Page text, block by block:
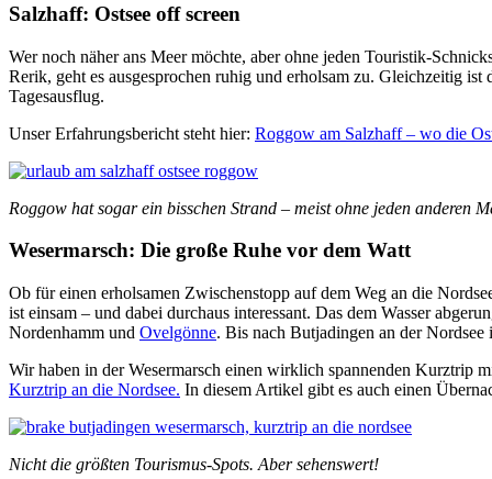
Salzhaff: Ostsee off screen
Wer noch näher ans Meer möchte, aber ohne jeden Touristik-
Rerik, geht es ausgesprochen ruhig und erholsam zu. Gleichzeitig ist
Tagesausflug.
Unser Erfahrungsbericht steht hier: Roggow am Salzhaff – wo die
Roggow hat sogar ein bisschen Strand – meist ohne jeden anderen
Wesermarsch: Die große Ruhe vor dem Watt
Ob für einen erholsamen Zwischenstopp auf dem Weg an die
ist einsam – und dabei durchaus interessant. Das dem Wasser
Nordenhamm und Ovelgönne. Bis nach Butjadingen an der Nordsee
Wir haben in der Wesermarsch einen wirklich spannenden Kurztrip
Kurztrip an die Nordsee. In diesem Artikel gibt es auch einen
Nicht die größten Tourismus-Spots. Aber sehenswert!